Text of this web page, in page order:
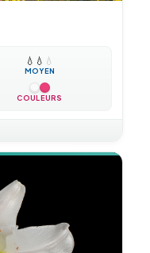
💧 💧 💧
MOYEN
COULEURS